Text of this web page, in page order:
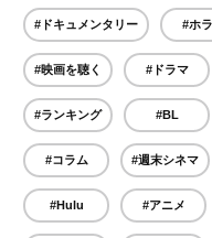
#ドキュメンタリー #ホ
#映画を聴く #ドラマ
#ランキング #BL
#コラム #週末シネマ
#Hulu #アニメ